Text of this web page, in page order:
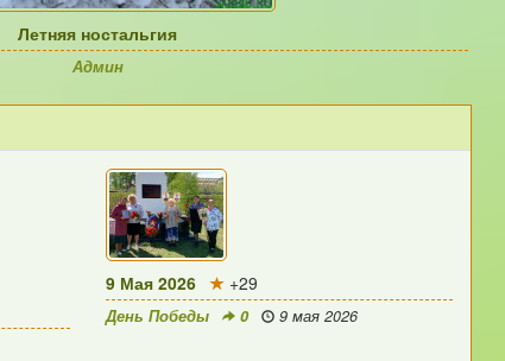
Летняя ностальгия
Админ
9 Мая 2026 +29
День Победы 0 9 мая 2026